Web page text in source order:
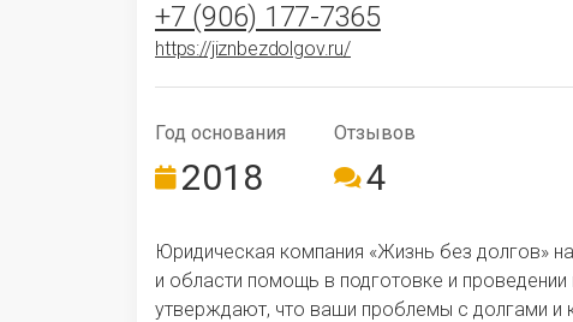
+7 (906) 177-7365
https://jiznbezdolgov.ru/
Год ос­но­ва­ния
2018
Отзывов
4
Юридическая компания «Жизнь без долгов»
и области помощь в подготовке и
утверждают, что ваши проблемы с долгами и